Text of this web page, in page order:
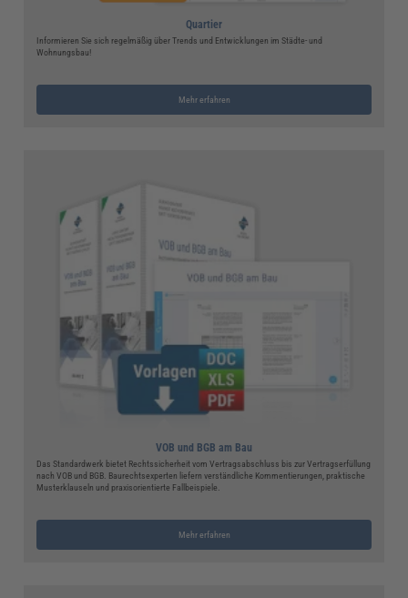
Quartier
Informieren Sie sich regelmäßig über Trends und Entwicklungen im Städte- und
Wohnungsbau!
Mehr erfahren
VOB und BGB am Bau
Das Standardwerk bietet Rechtssicherheit vom Vertragsabschluss bis zur Vertragserfüllung
nach VOB und BGB. Baurechtsexperten liefern verständliche Kommentierungen, praktische
Musterklauseln und praxisorientierte Fallbeispiele.
Mehr erfahren